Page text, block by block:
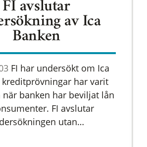
FI avslutar
av Ica
Banken
FI har undersökt om Ica
kreditprövningar har varit
banken har beviljat lån
FI avslutar
utan…